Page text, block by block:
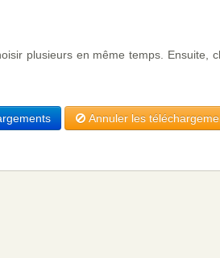
plusieurs en même temps. Ensuite,
Annuler les